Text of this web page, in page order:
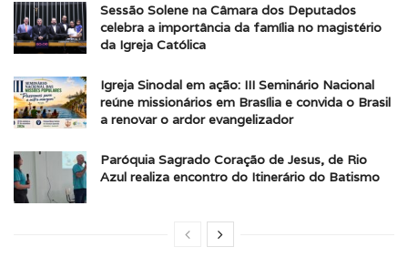
Sessão Solene na Câmara dos Deputados
celebra a importância da família no magistério
da Igreja Católica
Igreja Sinodal em ação: III Seminário Nacional
reúne missionários em Brasília e convida o Brasil
a renovar o ardor evangelizador
Paróquia Sagrado Coração de Jesus, de Rio
Azul realiza encontro do Itinerário do Batismo